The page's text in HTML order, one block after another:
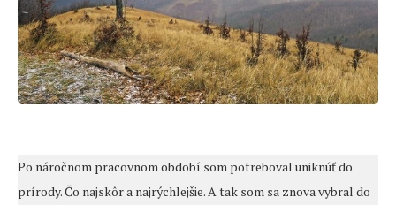
Po náročnom pracovnom období som potreboval uniknúť do
prírody. Čo najskôr a najrýchlejšie. A tak som sa znova vybral do